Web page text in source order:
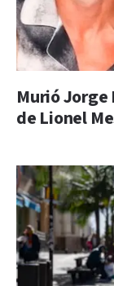
Murió
de Lionel